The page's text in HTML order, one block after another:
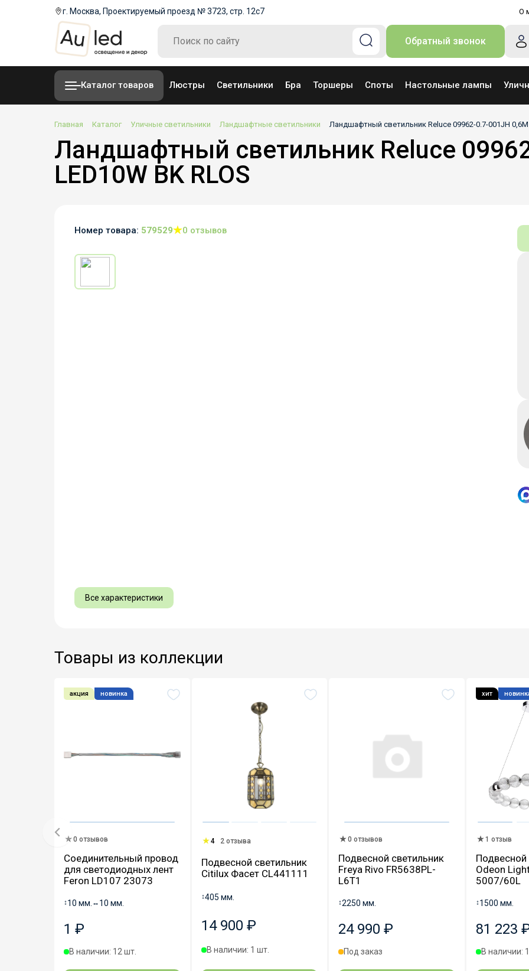
г. Москва, Проектируемый проезд № 3723, стр. 12с7 О
Обратный звонок
Каталог товаров Люстры Светильники Бра Торшеры Споты Настольные лампы
Главная Каталог Уличные светильники Ландшафтные светильники Ландшафтный светильник Reluce 09962-0.7-001JH 0,6M
Ландшафтный светильник Reluce
LED10W BK RLOS
Номер товара: 579529 0 отзывов
Все характеристики
Товары из коллекции
акция новинка
0 отзывов
Соединительный провод
для светодиодных лент
Feron LD107 23073
↕10 мм. ↔ 10 мм.
1 ₽
В наличии: 12 шт.
4 2 отзыва
Подвесной светильник
Citilux Фасет CL441111
↕405 мм.
14 900 ₽
В наличии: 1 шт.
0 отзывов
Подвесной светильник
Freya Rivo FR5638PL-
L6T1
↕2250 мм.
24 990 ₽
Под заказ
хит
1 отзыв
Подвесной
Odeon
5007/60L
↕1500 мм.
81 223
В наличии: